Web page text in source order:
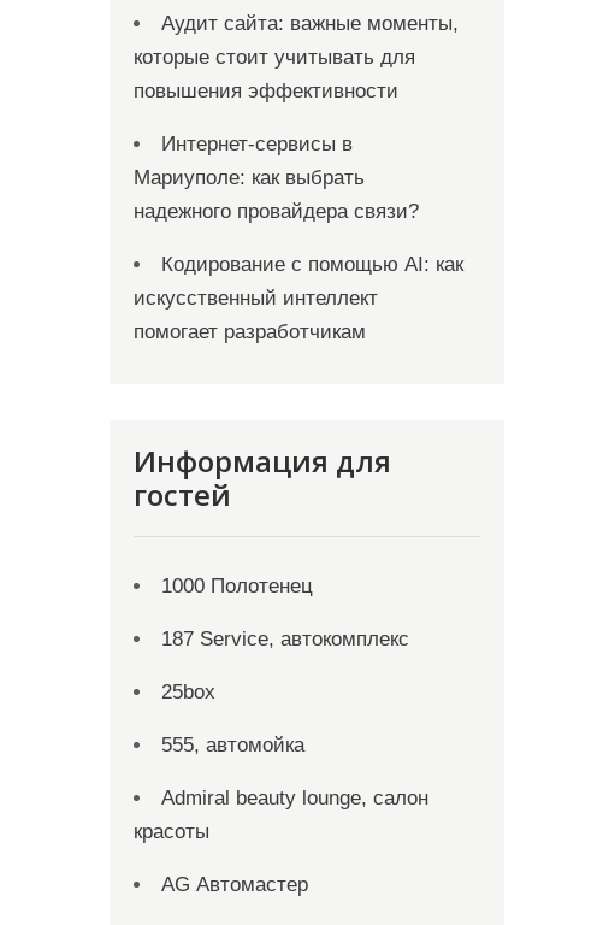
Аудит сайта: важные моменты,
которые стоит учитывать для
повышения эффективности
Интернет-сервисы в
Мариуполе: как выбрать
надежного провайдера связи?
Кодирование с помощью AI: как
искусственный интеллект
помогает разработчикам
Информация для
гостей
1000 Полотенец
187 Service, автокомплекс
25box
555, автомойка
Admiral beauty lounge, салон
красоты
AG Автомастер